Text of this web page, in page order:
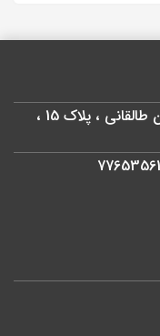
استان تهران، شهر تهران، خیابان طالقانی ، پلاک 15 ،